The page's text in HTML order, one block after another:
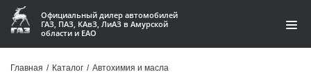
Официальный дилер автомобилей
ГАЗ, ПАЗ, КАвЗ, ЛиАЗ в Амурской
области и ЕАО
Главная / Каталог / Автохимия и масла